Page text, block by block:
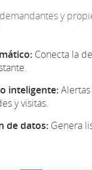
y
Conecta la
inteligente:
y visitas.
de datos: Genera